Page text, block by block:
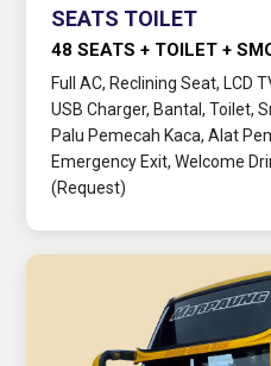
SEATS TOILET
48 SEATS + TOILET +
Full AC, Reclining Seat, LCD
USB Charger, Bantal, Toilet,
Palu Pemecah Kaca, Alat
Emergency Exit, Welcome
(Request)